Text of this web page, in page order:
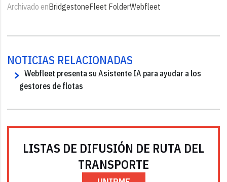
Archivado enBridgestoneFleet FolderWebfleet
NOTICIAS RELACIONADAS
Webfleet presenta su Asistente IA para ayudar a los
gestores de flotas
LISTAS DE DIFUSIÓN DE RUTA DEL
TRANSPORTE